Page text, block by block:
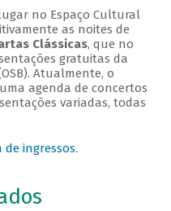
no Espaço Cultural
as noites de
Clássicas, que no
gratuitas da
Atualmente, o
agenda de concertos
variadas, todas
de ingressos.